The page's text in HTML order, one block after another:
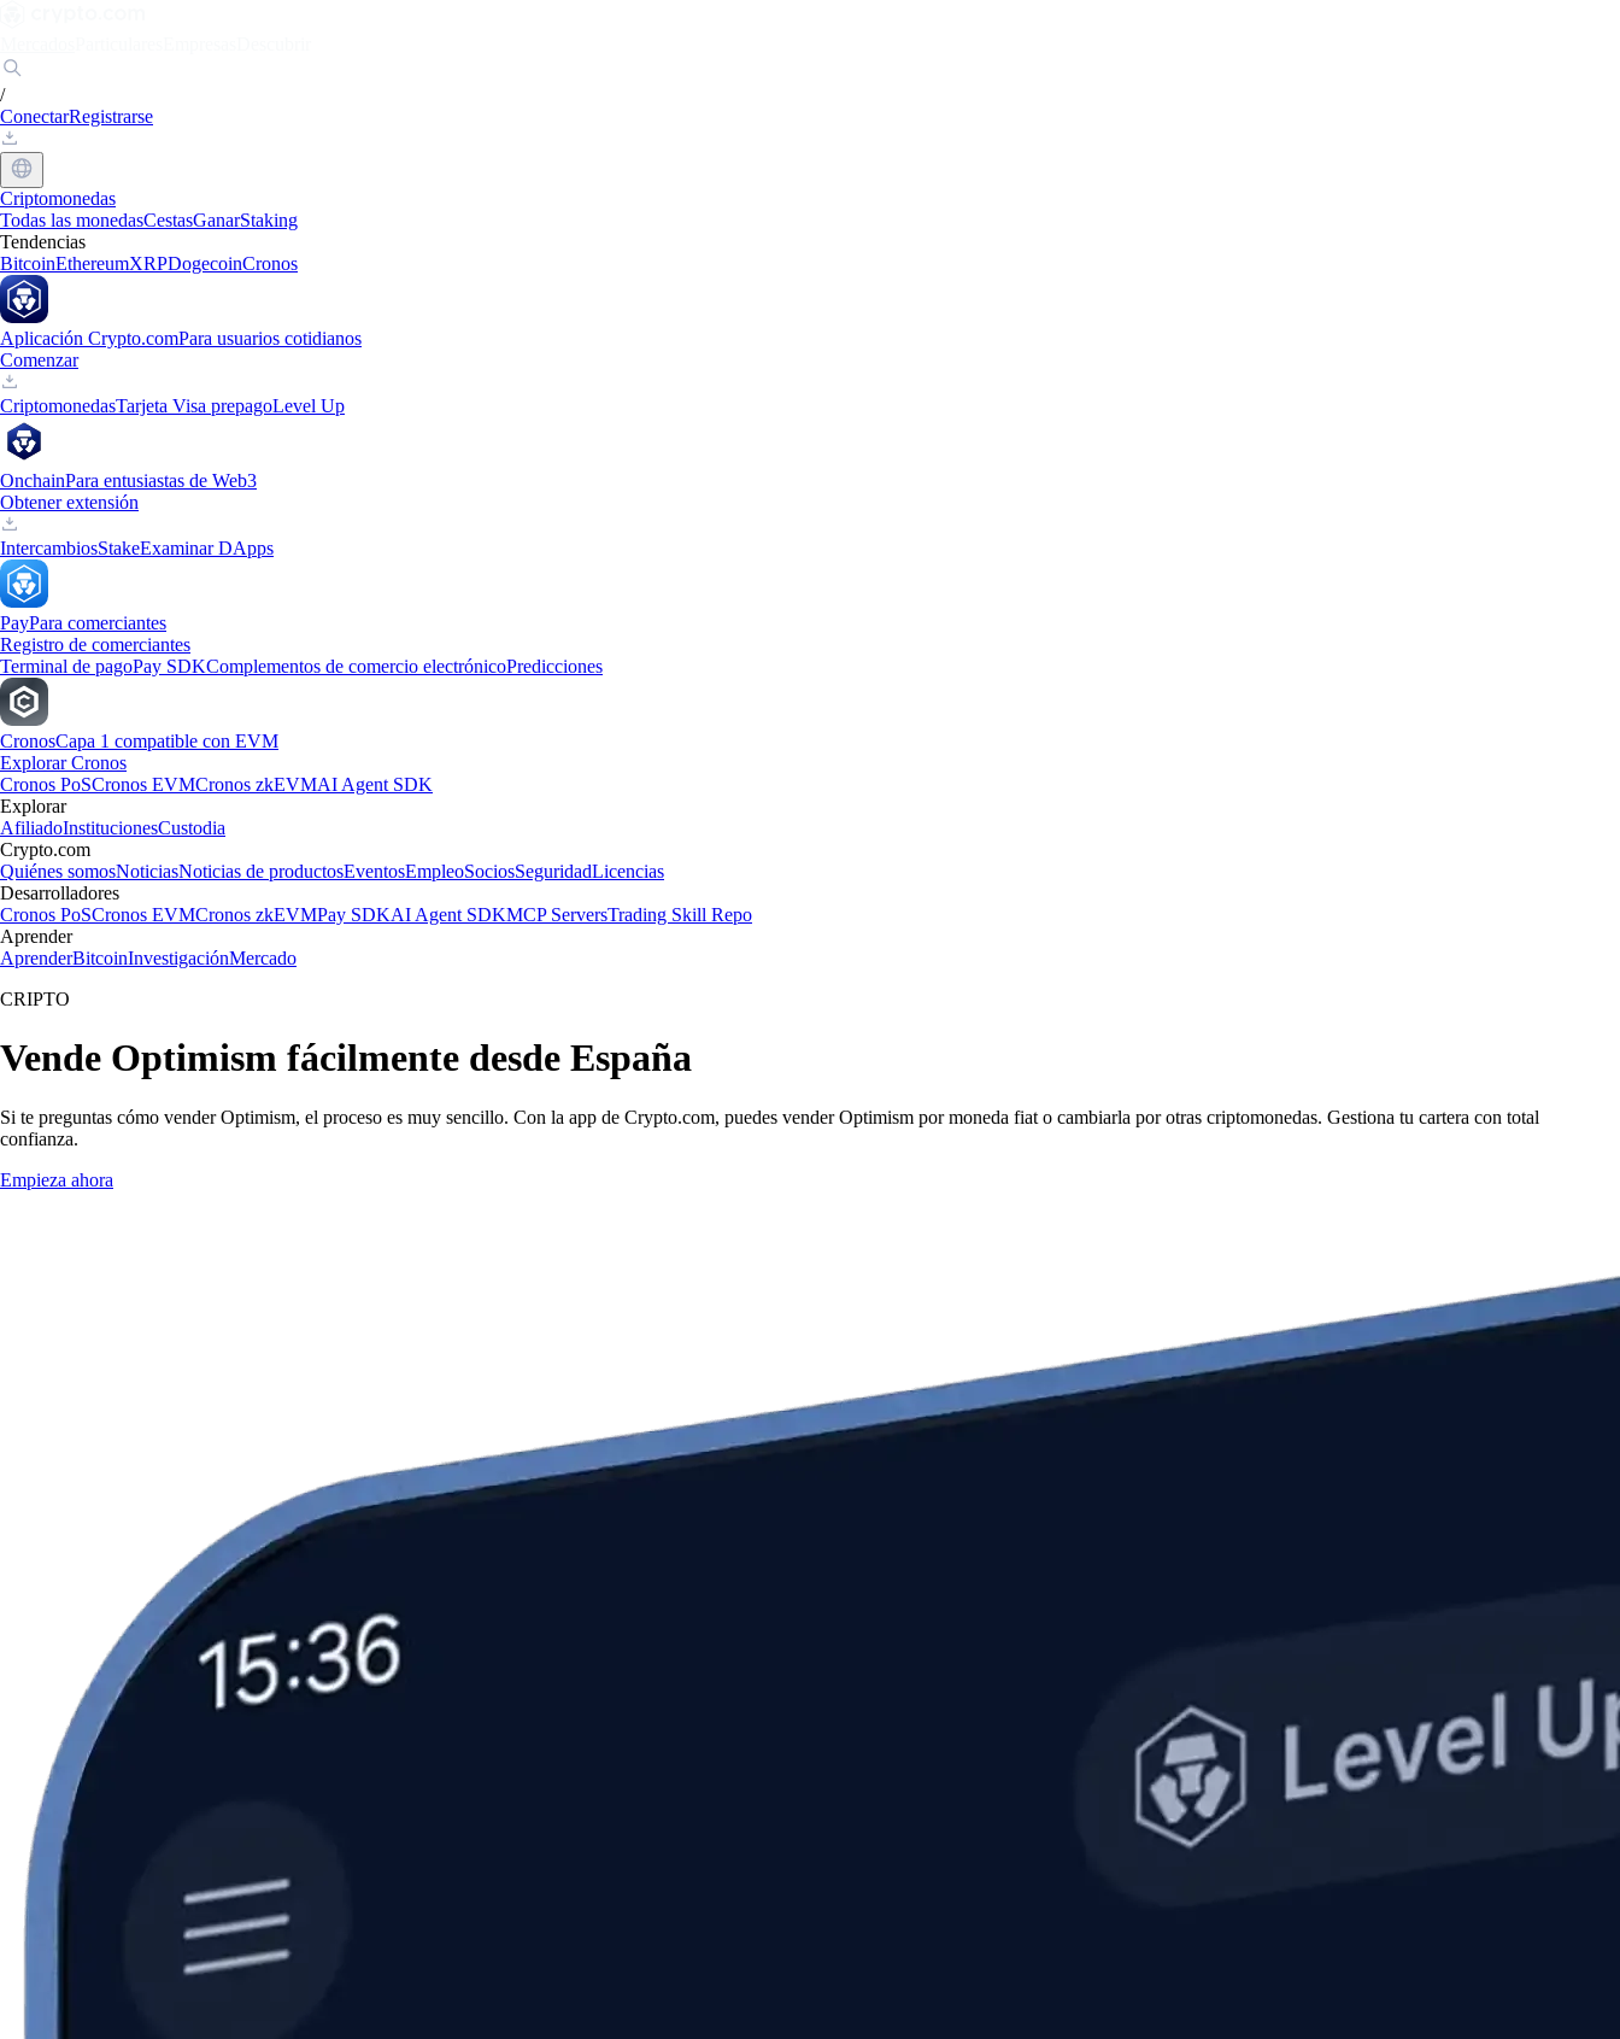
/
ConectarRegistrarse
Criptomonedas
Todas las monedasCestasGanarStaking
Tendencias
BitcoinEthereumXRPDogecoinCronos
Aplicación Crypto.comPara usuarios cotidianos
Comenzar
CriptomonedasTarjeta Visa prepagoLevel Up
OnchainPara entusiastas de Web3
Obtener extensión
IntercambiosStakeExaminar DApps
PayPara comerciantes
Registro de comerciantes
Terminal de pagoPay SDKComplementos de comercio electrónicoPredicciones
CronosCapa 1 compatible con EVM
Explorar Cronos
Cronos PoSCronos EVMCronos zkEVMAI Agent SDK
Explorar
AfiliadoInstitucionesCustodia
Crypto.com
Quiénes somosNoticiasNoticias de productosEventosEmpleoSociosSeguridadLicencias
Desarrolladores
Cronos PoSCronos EVMCronos zkEVMPay SDKAI Agent SDKMCP ServersTrading Skill Repo
Aprender
AprenderBitcoinInvestigaciónMercado
CRIPTO
Vende Optimism fácilmente desde España
Si te preguntas cómo vender Optimism, el proceso es muy sencillo. Con la app de Crypto.com, puedes vender Optimism por moneda fiat o cambiarla por otras criptomonedas. Gestiona tu cartera con total
confianza.
Empieza ahora